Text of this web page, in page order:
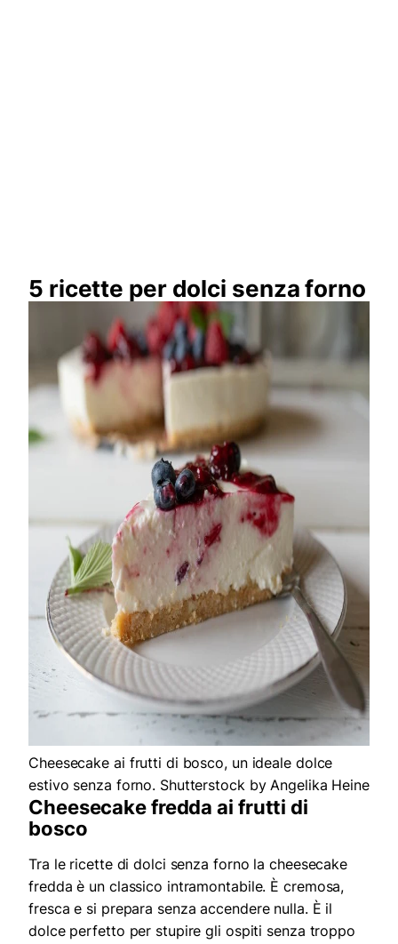
5 ricette per dolci senza forno
Cheesecake ai frutti di bosco, un ideale dolce
estivo senza forno. Shutterstock by Angelika Heine
Cheesecake fredda ai frutti di
bosco
Tra le ricette di dolci senza forno la cheesecake
fredda è un classico intramontabile. È cremosa,
fresca e si prepara senza accendere nulla. È il
dolce perfetto per stupire gli ospiti senza troppo